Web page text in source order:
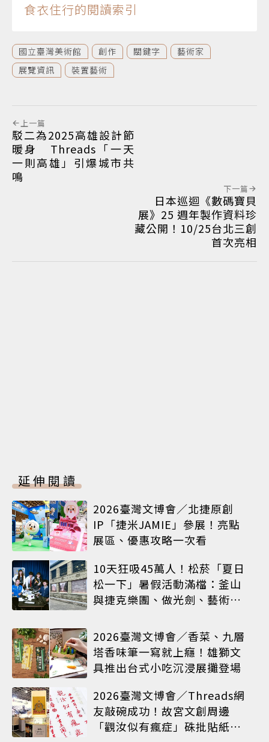
食衣住行的閱讀索引
國立臺灣美術館 創作 關鍵字
藝術家
展覽資訊
裝置藝術
上一篇
駁二為2025高雄設計節
暖身 Threads「一天
一則高雄」引爆城市共
鳴
下一篇
日本巡迴《數碼寶貝
展》25 週年製作資料珍
藏公開！10/25台北三創
首次亮相
延伸閱讀
2026臺灣文博會／北捷原創
IP「捷米JAMIE」參展！亮點
展區、優惠攻略一次看
10天狂吸45萬人！松菸「夏日
松一下」暑假活動滿檔：釜山
與捷克樂團、做光劍、藝術窗
2026臺灣文博會／香菜、九層
塔香味筆一寫就上癮！雄獅文
具推出台式小吃沉浸展攤登場
2026臺灣文博會／Threads網
友敲碗成功！故宮文創周邊
「觀汝似有瘋症」硃批貼紙搶